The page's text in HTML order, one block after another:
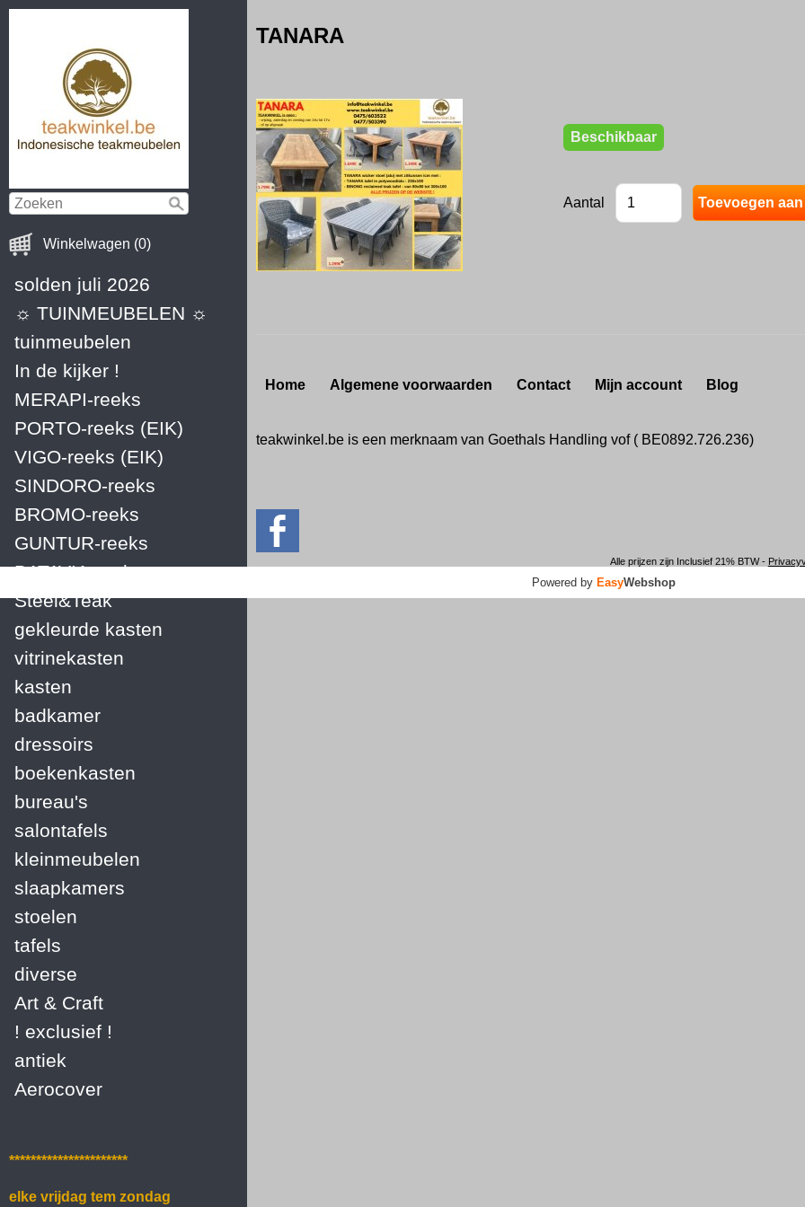
Winkelwagen (0)
solden juli 2026
☼ TUINMEUBELEN ☼
tuinmeubelen
In de kijker !
MERAPI-reeks
PORTO-reeks (EIK)
VIGO-reeks (EIK)
SINDORO-reeks
BROMO-reeks
GUNTUR-reeks
BATAVIA-reeks
Steel&Teak
gekleurde kasten
vitrinekasten
kasten
badkamer
dressoirs
boekenkasten
bureau's
salontafels
kleinmeubelen
slaapkamers
stoelen
tafels
diverse
Art & Craft
! exclusief !
antiek
Aerocover
**********************
elke vrijdag tem zondag
TANARA
Beschikbaar
Aantal
Home Algemene voorwaarden Contact Mijn account Blog
teakwinkel.be is een merknaam van Goethals Handling vof ( BE0892.726.236)
Alle prijzen zijn Inclusief 21% BTW -
Powered by EasyWebshop